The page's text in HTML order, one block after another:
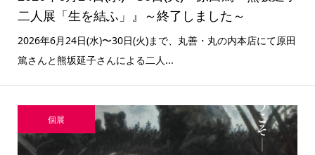
二人展「生を結ふ」』～終了しました～
2026年6月24日(水)〜30日(火)まで、丸善・丸の内本店にて原田
篤さんと熊坂延子さんによる二人...
個展